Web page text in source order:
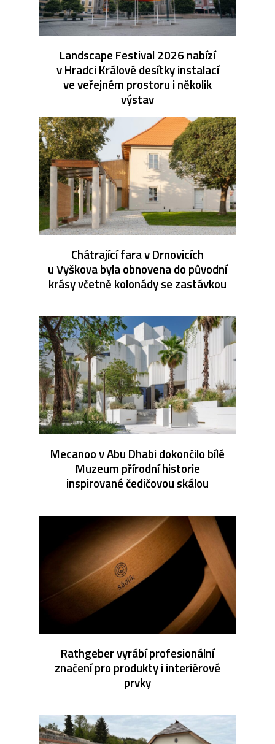
Landscape Festival 2026 nabízí
v Hradci Králové desítky instalací
ve veřejném prostoru i několik
výstav
Chátrající fara v Drnovicích
u Vyškova byla obnovena do původní
krásy včetně kolonády se zastávkou
Mecanoo v Abu Dhabi dokončilo bílé
Muzeum přírodní historie
inspirované čedičovou skálou
Rathgeber vyrábí profesionální
značení pro produkty i interiérové
prvky